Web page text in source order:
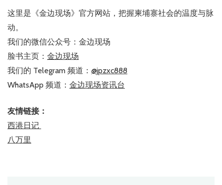
这里是《金边现场》官方网站，把握柬埔寨社会的温度与脉
动。
我们的微信公众号：金边现场
脸书主页： 金边现场
我们的 Telegram 频道： @jpzxc888
WhatsApp 频道： 金边现场资讯台
友情链接：
西港日记
八万里